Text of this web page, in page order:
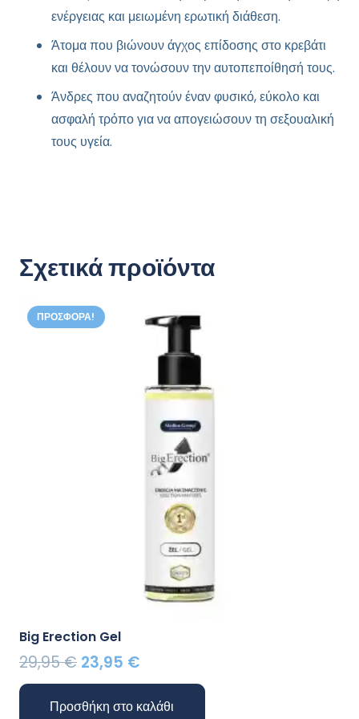
ενέργειας και μειωμένη ερωτική διάθεση.
Άτομα που βιώνουν άγχος επίδοσης στο κρεβάτι
και θέλουν να τονώσουν την αυτοπεποίθησή τους.
Άνδρες που αναζητούν έναν φυσικό, εύκολο και
ασφαλή τρόπο για να απογειώσουν τη σεξουαλική
τους υγεία.
Σχετικά προϊόντα
ΠΡΟΣΦΟΡΆ!
Big Erection Gel
29,95€ Original
price
was:
23,95 €
τρέχουσα
τιμή
Προσθήκη στο καλάθι